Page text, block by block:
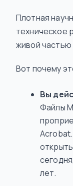
Плотная
техническое
живой частью
Вот почему
Вы
Файлы
лет.